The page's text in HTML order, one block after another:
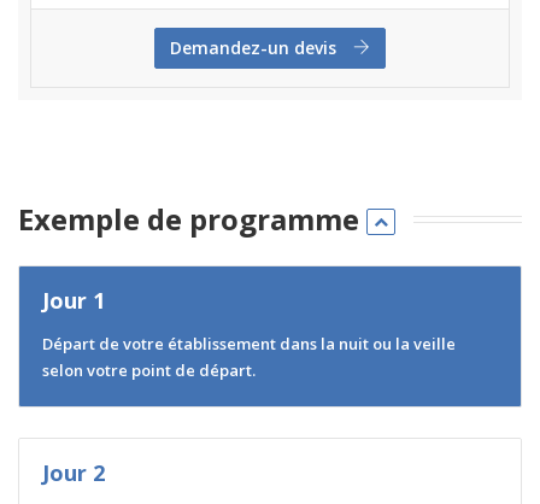
Demandez-un devis
Exemple de programme
Jour 1
Départ de votre établissement dans la nuit ou la veille
selon votre point de départ.
Jour 2